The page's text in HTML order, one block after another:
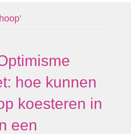
hoe kunnen
koesteren in
een